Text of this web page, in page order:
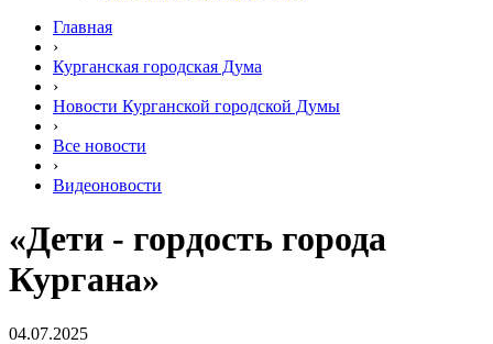
Главная
›
Курганская городская Дума
›
Новости Курганской городской Думы
›
Все новости
›
Видеоновости
«Дети - гордость города
Кургана»
04.07.2025